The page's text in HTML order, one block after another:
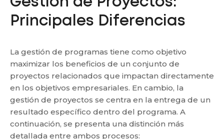
Principales Diferencias
La gestión de programas tiene como objetivo
maximizar los beneficios de un conjunto de
proyectos relacionados que impactan directamente
en los objetivos empresariales. En cambio, la
gestión de proyectos se centra en la entrega de un
resultado específico dentro del programa. A
continuación, se presenta una distinción más
detallada entre ambos procesos: